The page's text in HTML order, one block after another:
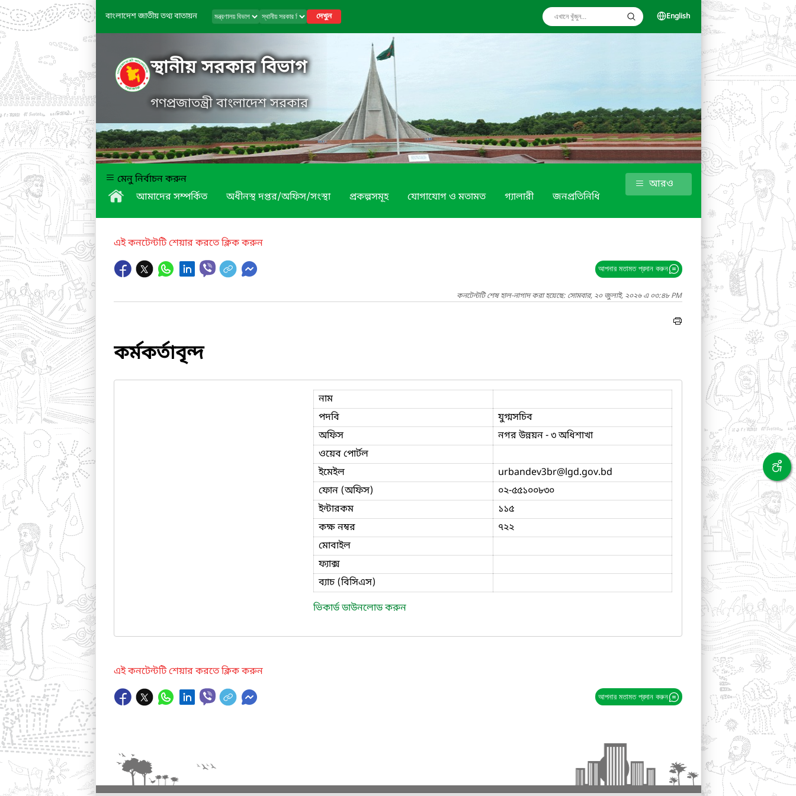
বাংলাদেশ জাতীয় তথ্য বাতায়ন দেখুন English
স্থানীয় সরকার বিভাগ
গণপ্রজাতন্ত্রী বাংলাদেশ সরকার
মেনু নির্বাচন করুন
আমাদের সম্পর্কিত
অধীনস্থ দপ্তর/অফিস/সংস্থা প্রকল্পসমূহ যোগাযোগ ও মতামত গ্যালারী জনপ্রতিনিধি
আরও
এই কনটেন্টটি শেয়ার করতে ক্লিক করুন
আপনার মতামত প্রদান করুন
কনটেন্টটি শেষ হাল-নাগাদ করা হয়েছে: সোমবার, ২০ জুলাই, ২০২৬ এ ০৩:৪৮ PM
কর্মকর্তাবৃন্দ
নাম
পদবি
যুগ্মসচিব
অফিস
নগর উন্নয়ন - ৩ অধিশাখা
ওয়েব পোর্টল
ইমেইল
urbandev3br@lgd.gov.bd
ফোন (অফিস)
০২-৫৫১০০৮৩০
ইন্টারকম
১১৫
কক্ষ নম্বর
৭২২
মোবাইল
ফ্যাক্স
ব্যাচ (বিসিএস)
ভিকার্ড ডাউনলোড করুন
এই কনটেন্টটি শেয়ার করতে ক্লিক করুন
আপনার মতামত প্রদান করুন